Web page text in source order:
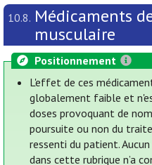
10.8. Médicaments
musculaire
Positionnement
L'effet de ces
globalement faible et
doses provoquant de
poursuite ou non du
ressenti du patient.
dans cette rubrique n’a